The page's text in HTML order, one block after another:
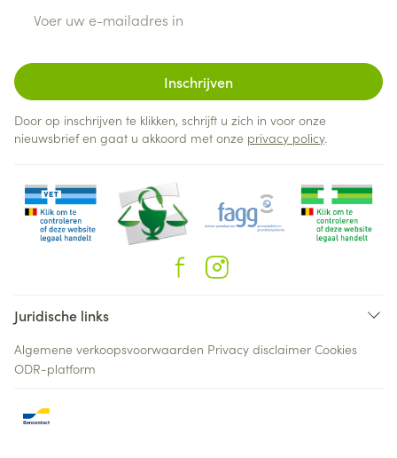
Inschrijven
Door op inschrijven te klikken, schrijft u zich in voor onze
nieuwsbrief en gaat u akkoord met onze privacy policy.
Juridische links
Algemene verkoopsvoorwaarden Privacy disclaimer Cookies
ODR-platform